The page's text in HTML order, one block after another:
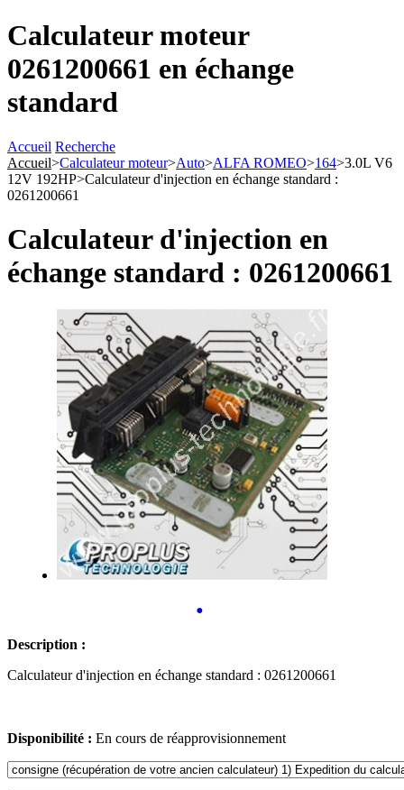
Calculateur moteur
0261200661 en échange
standard
Accueil Recherche
Accueil>Calculateur moteur>Auto>ALFA ROMEO>164>3.0L V6
12V 192HP>Calculateur d'injection en échange standard :
0261200661
Calculateur d'injection en
échange standard : 0261200661
•
Description :
Calculateur d'injection en échange standard : 0261200661
Disponibilité : En cours de réapprovisionnement